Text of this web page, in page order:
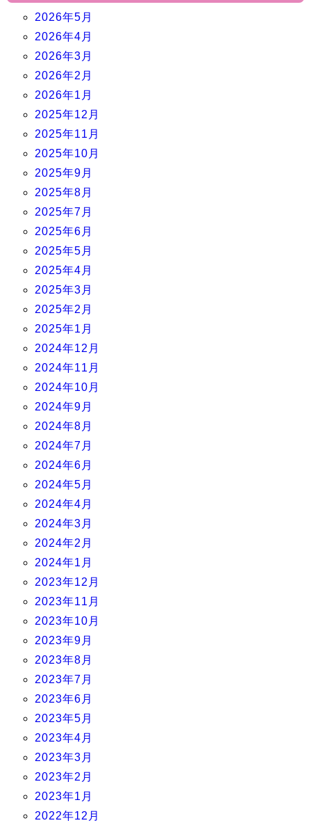
2026年5月
2026年4月
2026年3月
2026年2月
2026年1月
2025年12月
2025年11月
2025年10月
2025年9月
2025年8月
2025年7月
2025年6月
2025年5月
2025年4月
2025年3月
2025年2月
2025年1月
2024年12月
2024年11月
2024年10月
2024年9月
2024年8月
2024年7月
2024年6月
2024年5月
2024年4月
2024年3月
2024年2月
2024年1月
2023年12月
2023年11月
2023年10月
2023年9月
2023年8月
2023年7月
2023年6月
2023年5月
2023年4月
2023年3月
2023年2月
2023年1月
2022年12月